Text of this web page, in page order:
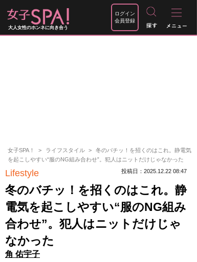
大人女性のホンネに向き合う
ログイン
会員登録
女子SPA！ ライフスタイル
冬のバチッ！を招くのはこれ。静電気
を起こしやすい“服のNG組み合わせ”。犯人はニットだけじゃなかった
Lifestyle 投稿日：2025.12.22 08:47
冬のバチッ！を招くのはこれ。静
電気を起こしやすい“服のNG組み
合わせ”。犯人はニットだけじゃ
なかった
角 佑宇子